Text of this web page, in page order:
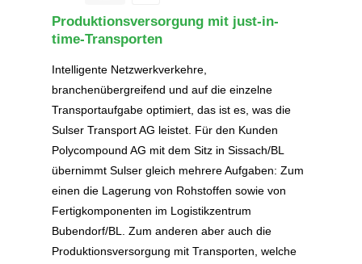
Produktionsversorgung mit just-in-
time-Transporten
Intelligente Netzwerkverkehre,
branchenübergreifend und auf die einzelne
Transportaufgabe optimiert, das ist es, was die
Sulser Transport AG leistet. Für den Kunden
Polycompound AG mit dem Sitz in Sissach/BL
übernimmt Sulser gleich mehrere Aufgaben: Zum
einen die Lagerung von Rohstoffen sowie von
Fertigkomponenten im Logistikzentrum
Bubendorf/BL. Zum anderen aber auch die
Produktionsversorgung mit Transporten, welche